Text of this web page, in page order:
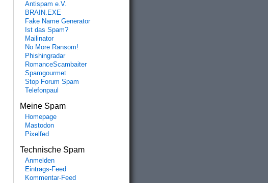
Antispam e.V.
BRAIN.EXE
Fake Name Generator
Ist das Spam?
Mailinator
No More Ransom!
Phishingradar
RomanceScambaiter
Spamgourmet
Stop Forum Spam
Telefonpaul
Meine Spam
Homepage
Mastodon
Pixelfed
Technische Spam
Anmelden
Eintrags-Feed
Kommentar-Feed